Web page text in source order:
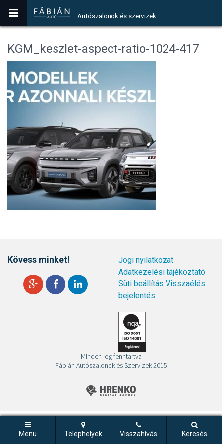
Autószalonok és szervizek
Menu Telephelyek Visszahívás Keresés
KGM_keszlet-aspect-ratio-1024-417
Kövess minket!
Jogi nyilatkozat
Adatkezelési tájékoztató
Süti beállítás Visszaélés
bejelentés
Minden jog fenntartva
Fábián Autószalonok és Szervizek 2015